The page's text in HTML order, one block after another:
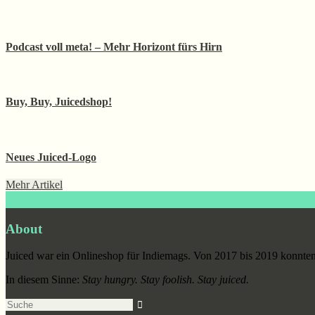
Podcast voll meta! – Mehr Horizont fürs Hirn
Buy, Buy, Juicedshop!
Neues Juiced-Logo
Mehr Artikel
About
Juiced war ein Onlineshop für Indiemags. Von 2017 bis 2019
In diesem Sinne: Stay hungry. Stay foolish. Stay juiced.
Suche